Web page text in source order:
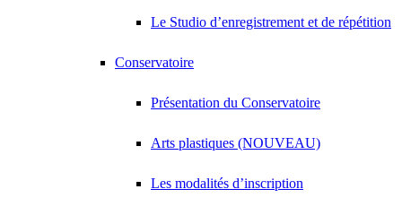
Le Studio d’enregistrement et de répétition
Conservatoire
Présentation du Conservatoire
Arts plastiques (NOUVEAU)
Les modalités d’inscription